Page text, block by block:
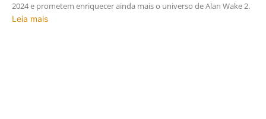
2024 e prometem enriquecer ainda mais o universo de Alan Wake 2.
Leia mais